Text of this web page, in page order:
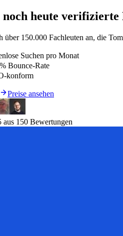
noch heute
über 150.000 Fachleuten an, die
Suchen pro Monat
Bounce-Rate
konform
Preise ansehen
aus 150 Bewertungen